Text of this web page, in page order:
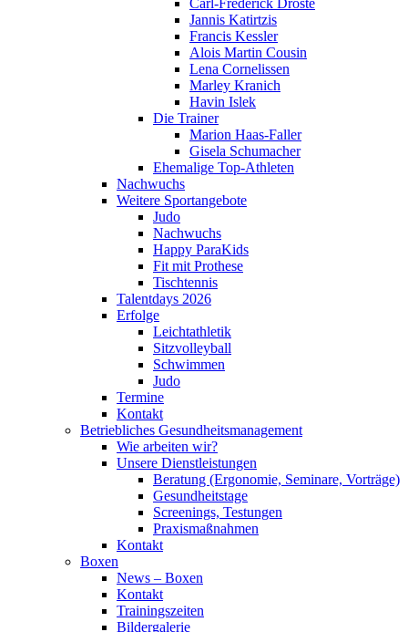
Jannis Katirtzis
Francis Kessler
Alois Martin Cousin
Lena Cornelissen
Marley Kranich
Havin Islek
Die Trainer
Marion Haas-Faller
Gisela Schumacher
Ehemalige Top-Athleten
Nachwuchs
Weitere Sportangebote
Judo
Nachwuchs
Happy ParaKids
Fit mit Prothese
Tischtennis
Talentdays 2026
Erfolge
Leichtathletik
Sitzvolleyball
Schwimmen
Judo
Termine
Kontakt
Betriebliches Gesundheits­management
Wie arbeiten wir?
Unsere Dienstleistungen
Beratung (Ergonomie, Seminare, Vorträge)
Gesundheitstage
Screenings, Testungen
Praxismaßnahmen
Kontakt
Boxen
News – Boxen
Kontakt
Trainingszeiten
Bildergalerie